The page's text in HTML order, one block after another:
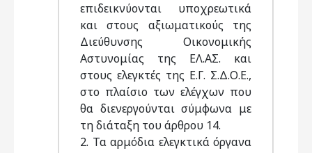
επιδεικνύονται υποχρεωτικά
και στους αξιωματικούς της
Διεύθυνσης Οικονομικής
Αστυνομίας της ΕΛ.ΑΣ. και
στους ελεγκτές της Ε.Γ. Σ.Δ.Ο.Ε.,
στο πλαίσιο των ελέγχων που
θα διενεργούνται σύμφωνα με
τη διάταξη του άρθρου 14.
2. Τα αρμόδια ελεγκτικά όργανα